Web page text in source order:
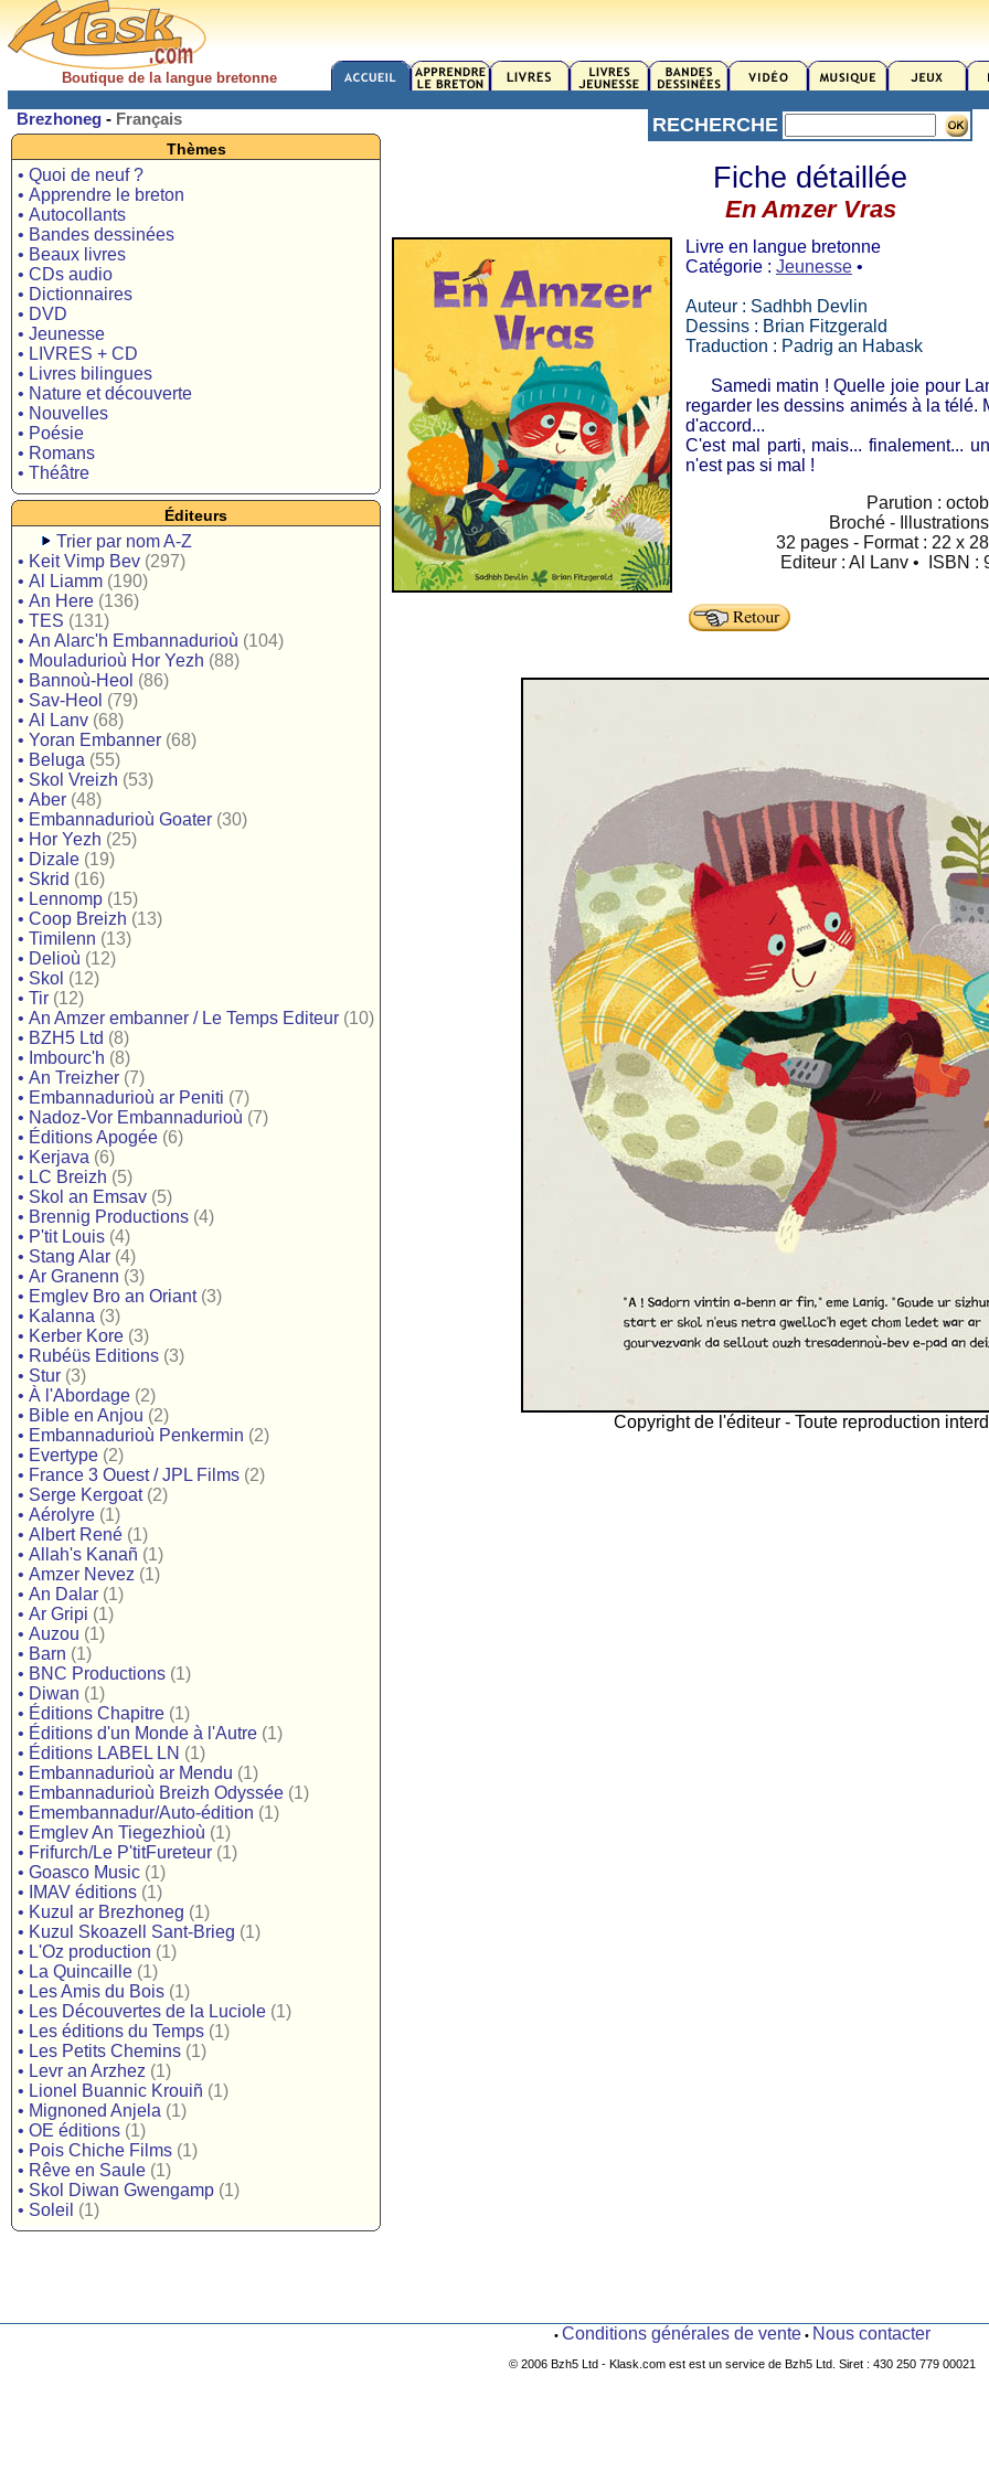
Boutique de la langue bretonne
Brezhoneg - Français
Thèmes
• Quoi de neuf ?
• Apprendre le breton
• Autocollants
• Bandes dessinées
• Beaux livres
• CDs audio
• Dictionnaires
• DVD
• Jeunesse
• LIVRES + CD
• Livres bilingues
• Nature et découverte
• Nouvelles
• Poésie
• Romans
• Théâtre
Éditeurs
Trier par nom A-Z
• Keit Vimp Bev (297)
• Al Liamm (190)
• An Here (136)
• TES (131)
• An Alarc'h Embannadurioù (104)
• Mouladurioù Hor Yezh (88)
• Bannoù-Heol (86)
• Sav-Heol (79)
• Al Lanv (68)
• Yoran Embanner (68)
• Beluga (55)
• Skol Vreizh (53)
• Aber (48)
• Embannadurioù Goater (30)
• Hor Yezh (25)
• Dizale (19)
• Skrid (16)
• Lennomp (15)
• Coop Breizh (13)
• Timilenn (13)
• Delioù (12)
• Skol (12)
• Tir (12)
• An Amzer embanner / Le Temps Editeur (10)
• BZH5 Ltd (8)
• Imbourc'h (8)
• An Treizher (7)
• Embannadurioù ar Peniti (7)
• Nadoz-Vor Embannadurioù (7)
• Éditions Apogée (6)
• Kerjava (6)
• LC Breizh (5)
• Skol an Emsav (5)
• Brennig Productions (4)
• P'tit Louis (4)
• Stang Alar (4)
• Ar Granenn (3)
• Emglev Bro an Oriant (3)
• Kalanna (3)
• Kerber Kore (3)
• Rubéüs Editions (3)
• Stur (3)
• À l'Abordage (2)
• Bible en Anjou (2)
• Embannadurioù Penkermin (2)
• Evertype (2)
• France 3 Ouest / JPL Films (2)
• Serge Kergoat (2)
• Aérolyre (1)
• Albert René (1)
• Allah's Kanañ (1)
• Amzer Nevez (1)
• An Dalar (1)
• Ar Gripi (1)
• Auzou (1)
• Barn (1)
• BNC Productions (1)
• Diwan (1)
• Éditions Chapitre (1)
• Éditions d'un Monde à l'Autre (1)
• Éditions LABEL LN (1)
• Embannadurioù ar Mendu (1)
• Embannadurioù Breizh Odyssée (1)
• Emembannadur/Auto-édition (1)
• Emglev An Tiegezhioù (1)
• Frifurch/Le P'titFureteur (1)
• Goasco Music (1)
•
IMAV éditions (1)
• Kuzul ar Brezhoneg (1)
• Kuzul Skoazell Sant-Brieg (1)
• L'Oz production (1)
• La Quincaille (1)
• Les Amis du Bois (1)
• Les Découvertes de la Luciole (1)
• Les éditions du Temps (1)
• Les Petits Chemins (1)
• Levr an Arzhez (1)
• Lionel Buannic Krouiñ (1)
• Mignoned Anjela (1)
• OE éditions (1)
• Pois Chiche Films (1)
• Rêve en Saule (1)
• Skol Diwan Gwengamp (1)
• Soleil (1)
RECHERCHE
Fiche détaillée
En Amzer Vras
Livre en langue bretonne
Catégorie : Jeunesse •
Auteur : Sadhbh Devlin
Dessins : Brian Fitzgerald
Traduction : Padrig an Habask
Samedi matin ! Quelle joie pour
regarder les dessins animés à la télé.
d'accord...
C'est mal parti, mais... finalement...
n'est pas si mal !
Parution :
Broché -
32 pages - Format : 22 x
Editeur : Al Lanv • ISBN :
Copyright de l'éditeur - Toute reproduction
• Conditions générales de vente• Nous contacter
© 2006 Bzh5 Ltd - Klask.com est est un service de Bzh5 Ltd. Siret : 430 250 779 00021